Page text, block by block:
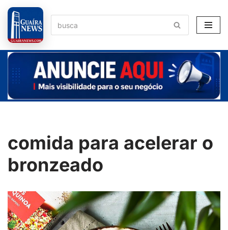
Pular
para
o
conteúdo
comida para acelerar o
bronzeado